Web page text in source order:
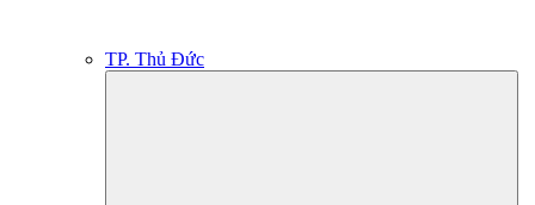
TP. Thủ Đức